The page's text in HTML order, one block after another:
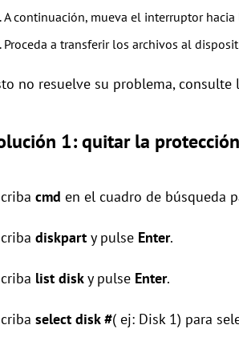
A continuación, mueva el interruptor
Proceda a transferir los archivos al
no resuelve su problema,
1: quitar la
cmd en el cuadro de búsqueda
diskpart y pulse Enter.
list disky pulse Enter.
select disk #( ej: Disk 1) para